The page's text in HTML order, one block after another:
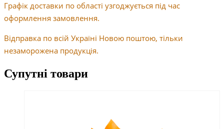
Графік доставки по області узгоджується під час
оформлення замовлення.
Відправка по всій Україні Новою поштою, тільки
незаморожена продукція.
Супутні товари